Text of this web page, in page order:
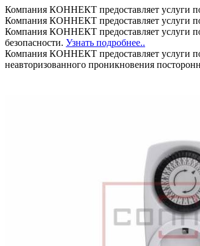
Компания КОННЕКТ предоставляет услуги
Компания КОННЕКТ предоставляет услуги
Компания КОННЕКТ предоставляет услуги
безопасности. Узнать подробнее..
Компания КОННЕКТ предоставляет услуги
неавторизованного проникновения